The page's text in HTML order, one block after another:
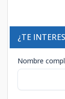
¿TE
Nombre